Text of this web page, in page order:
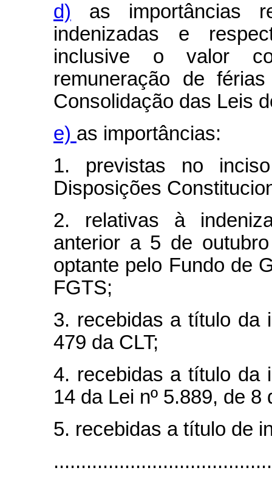
d) as importâncias
indenizadas e
inclusive o valor
remuneração de
Consolidação das Leis
e) as importâncias:
1. previstas no
Disposições
2. relativas à
anterior a 5 de
optante pelo Fundo de
FGTS;
3. recebidas a título da
479 da CLT;
4. recebidas a título da
14 da Lei nº 5.889, de 8
5. recebidas a título de